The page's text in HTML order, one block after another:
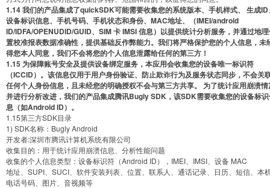
1.14 我们的产品集成了quickSDK可能需要收集您的系统版本、手机样式、 生成ID
设备标识信息、手机号码、手机状态和身份、MAC地址、（IMEI/android
ID/IDFA/OPENUDID/GUID、SIM 卡 IMSI 信息）以提供统计分析服务，并通过地
置校准报表数据准确性，提供基础反作弊能力。我们将严格保护您的个人信息，未
得您本人同意，我们不会将您的个人信息泄露给任何的第三方！
1.15 为保障账号安全及提供设备绑定服务，本应用会收集您的设备唯一标识符
（ICCID）。该信息仅用于用户身份验证、防止欺诈行为及服务状态同步，不会关
任何个人身份信息，且未经您的明确授权不会与第三方共享。 为了统计应用崩溃情
并进行分析改进，我们的产品集成腾讯Bugly SDK，该SDK需要收集您的设备标
息（如Android ID）。
1.15第三方SDK目录
1) SDK名称：Bugly Android
开发者:深圳市腾讯计算机系统有限公司
收集目的：用于统计应用崩溃信息、分析性能问题
收集的个人信息类型：设备标识符（Android ID），IMEI、IMSI、设备 MAC
地址、SUPI、SUCI、软件安装列表、位置、联系人、通话记录、日历、短信、本
电话号码、图片、音视频等